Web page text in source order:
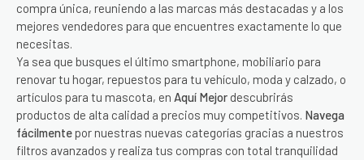
compra única, reuniendo a las marcas más destacadas y a los
mejores vendedores para que encuentres exactamente lo que
necesitas.
Ya sea que busques el último smartphone, mobiliario para
renovar tu hogar, repuestos para tu vehículo, moda y calzado, o
artículos para tu mascota, en Aquí Mejor descubrirás
productos de alta calidad a precios muy competitivos. Navega
fácilmente por nuestras nuevas categorías gracias a nuestros
filtros avanzados y realiza tus compras con total tranquilidad